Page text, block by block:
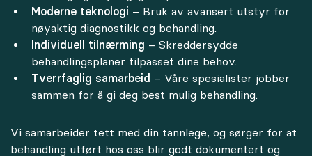
Moderne teknologi – Bruk av avansert utstyr for
nøyaktig diagnostikk og behandling.
Individuell tilnærming – Skreddersydde
behandlingsplaner tilpasset dine behov.
Tverrfaglig samarbeid – Våre spesialister jobber
sammen for å gi deg best mulig behandling.
Vi samarbeider tett med din tannlege, og sørger for at
behandling utført hos oss blir godt dokumentert og